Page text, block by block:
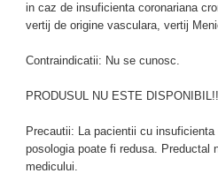
in caz de insuficienta coronariana
vertij de origine vasculara, vertij
Contraindicatii: Nu se cunosc.
PRODUSUL NU ESTE
Precautii: La pacientii cu
posologia poate fi redusa. Preductal
medicului.